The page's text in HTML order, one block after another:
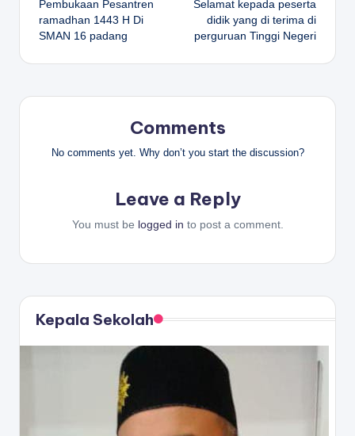
navigation
Pembukaan Pesantren
ramadhan 1443 H Di
SMAN 16 padang
Selamat kepada peserta
didik yang di terima di
perguruan Tinggi Negeri
Comments
No comments yet. Why don’t you start the discussion?
Leave a Reply
You must be logged in to post a comment.
Kepala Sekolah